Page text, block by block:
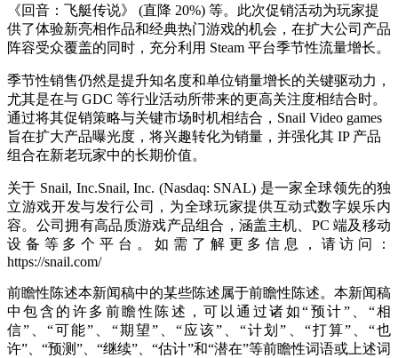
《回音：飞艇传说》 (直降 20%) 等。此次促销活动为玩家提
供了体验新亮相作品和经典热门游戏的机会，在扩大公司产品
阵容受众覆盖的同时，充分利用 Steam 平台季节性流量增长。
季节性销售仍然是提升知名度和单位销量增长的关键驱动力，
尤其是在与 GDC 等行业活动所带来的更高关注度相结合时。
通过将其促销策略与关键市场时机相结合，Snail Video games
旨在扩大产品曝光度，将兴趣转化为销量，并强化其 IP 产品
组合在新老玩家中的长期价值。
关于 Snail, Inc.Snail, Inc. (Nasdaq: SNAL) 是一家全球领先的独
立游戏开发与发行公司，为全球玩家提供互动式数字娱乐内
容。公司拥有高品质游戏产品组合，涵盖主机、PC 端及移动
设备等多个平台。如需了解更多信息，请访问：
https://snail.com/
前瞻性陈述本新闻稿中的某些陈述属于前瞻性陈述。本新闻稿
中包含的许多前瞻性陈述，可以通过诸如“预计”、“相
信”、“可能”、“期望”、“应该”、“计划”、“打算”、“也
许”、“预测”、“继续”、“估计”和“潜在”等前瞻性词语或上述词